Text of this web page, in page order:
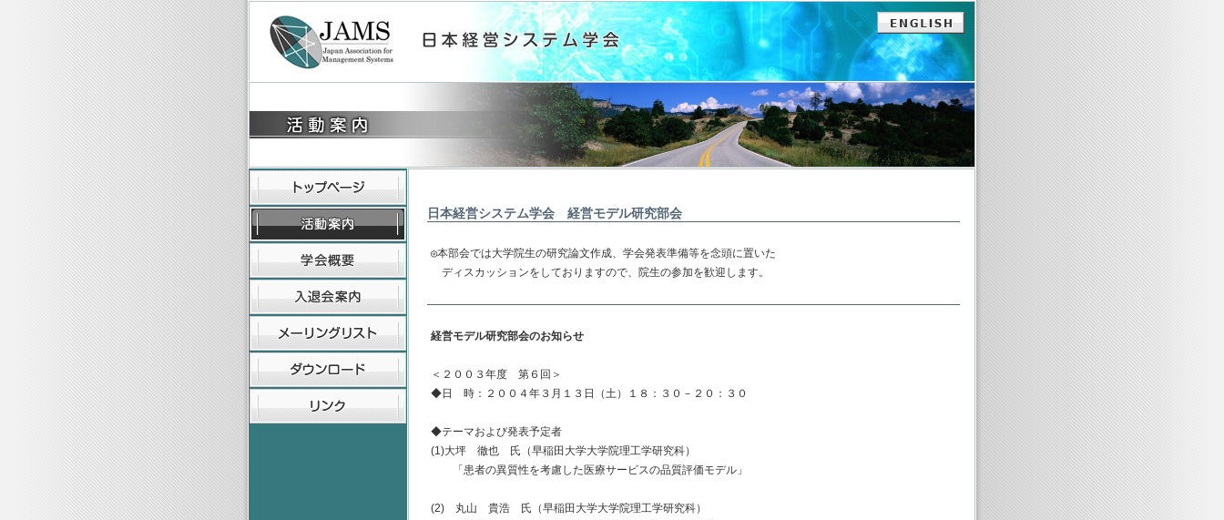
日本経営システム学会 経営モデル研究部会
◎本部会では大学院生の研究論文作成、学会発表準備等を念頭に置いた
ディスカッションをしておりますので、院生の参加を歓迎します。
経営モデル研究部会のお知らせ
＜２００３年度 第６回＞
◆日 時：２００４年３月１３日（土）１８：３０－２０：３０
◆テーマおよび発表予定者
(1)大坪 徹也 氏（早稲田大学大学院理工学研究科）
「患者の異質性を考慮した医療サービスの品質評価モデル」
(2) 丸山 貴浩 氏（早稲田大学大学院理工学研究科）